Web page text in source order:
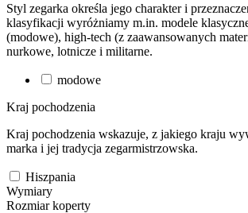
Styl zegarka określa jego charakter i
klasyfikacji wyróżniamy m.in. modele
(modowe), high-tech (z zaawansowanych
nurkowe, lotnicze i militarne.
modowe
Kraj pochodzenia
Kraj pochodzenia wskazuje, z jakiego kraju
marka i jej tradycja zegarmistrzowska.
Hiszpania
Wymiary
Rozmiar koperty